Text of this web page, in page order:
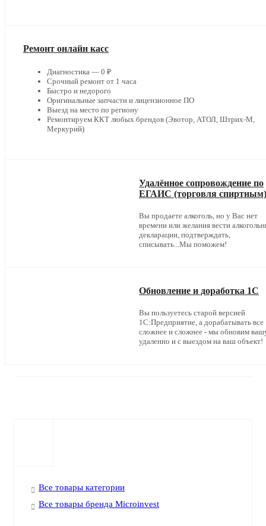
Ремонт онлайн касс
Диагностика — 0 ₽
Срочный ремонт от 1 часа
Быстро и недорого
Оригинальные запчасти и лицензионное ПО
Выезд на место по региону
Ремонтируем ККТ любых брендов (Эвотор, АТОЛ, Штрих-М,
Меркурий)
Удалённое сопровождение по
ЕГАИС (торговля спиртным)
Вы продаете алкоголь, но у Вас нет
времени или желания вести
декларации, подтверждать,
списывать...Мы поможем!
Обновление и доработка 1С
Вы пользуетесь старой версией
1С:Предприятие, а дорабатывать все
сложнее и сложнее - мы обновим
удаленно и с выездом на ваш объект!
Все товары категории
Все товары бренда Microinvest